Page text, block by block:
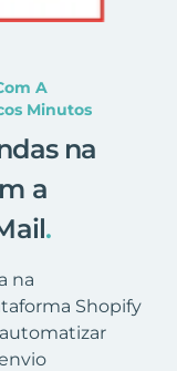
A
Minutos
na
a
.
na
Shopify